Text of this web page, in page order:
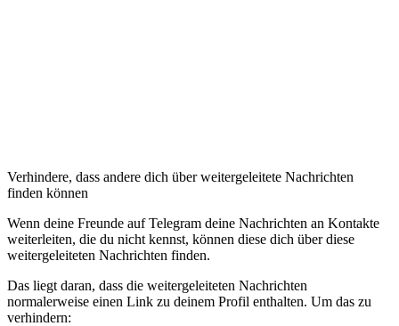
Verhindere, dass andere dich über weitergeleitete Nachrichten
finden können
Wenn deine Freunde auf Telegram deine Nachrichten an Kontakte
weiterleiten, die du nicht kennst, können diese dich über diese
weitergeleiteten Nachrichten finden.
Das liegt daran, dass die weitergeleiteten Nachrichten
normalerweise einen Link zu deinem Profil enthalten. Um das zu
verhindern: